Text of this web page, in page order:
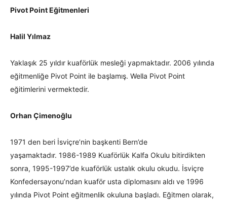
Pivot Point Eğitmenleri
Halil Yılmaz
Yaklaşık 25 yıldır kuaförlük mesleği yapmaktadır. 2006 yılında
eğitmenliğe Pivot Point ile başlamış. Wella Pivot Point
eğitimlerini vermektedir.
Orhan Çimenoğlu
1971 den beri İsviçre’nin başkenti Bern’de
yaşamaktadır. 1986-1989 Kuaförlük Kalfa Okulu bitirdikten
sonra, 1995-1997’de kuaförlük ustalık okulu okudu. İsviçre
Konfedersayonu’ndan kuaför usta diplomasını aldı ve 1996
yılında Pivot Point eğitmenlik okuluna başladı. Eğitmen olarak,